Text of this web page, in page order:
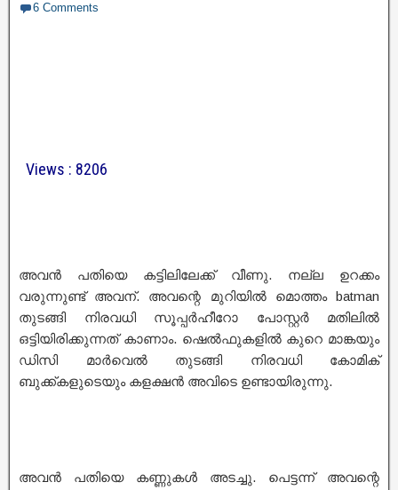
6 Comments
Views : 8206
അവൻ പതിയെ കട്ടിലിലേക്ക് വീണു. നല്ല ഉറക്കം
വരുന്നുണ്ട് അവന്. അവന്റെ മുറിയിൽ മൊത്തം batman
തുടങ്ങി നിരവധി സൂപ്പർഹീറോ പോസ്റ്റർ മതിലിൽ
ഒട്ടിയിരിക്കുന്നത് കാണാം. ഷെൽഫുകളിൽ കുറെ മാങ്കയും
ഡിസി മാർവെൽ തുടങ്ങി നിരവധി കോമിക്
ബുക്ക്കളുടെയും കളക്ഷൻ അവിടെ ഉണ്ടായിരുന്നു.
അവൻ പതിയെ കണ്ണുകൾ അടച്ചു. പെട്ടന്ന് അവന്റെ